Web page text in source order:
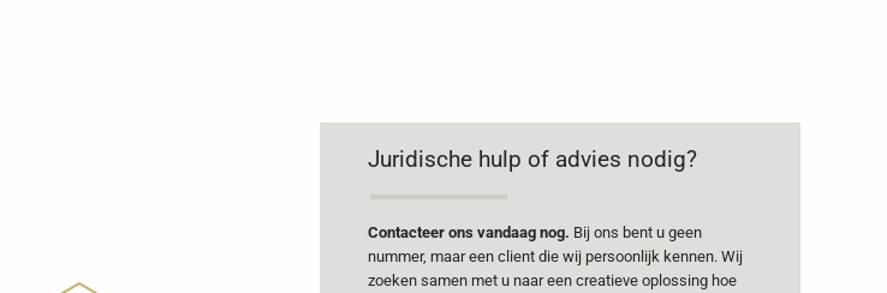
Juridische hulp of advies nodig?
Contacteer ons vandaag nog. Bij ons bent u geen
nummer, maar een client die wij persoonlijk kennen. Wij
zoeken samen met u naar een creatieve oplossing hoe